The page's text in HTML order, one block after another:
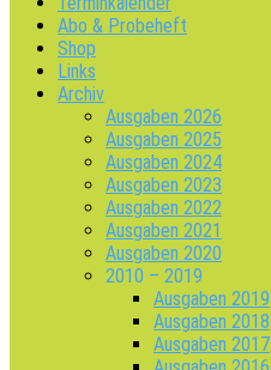
Abo & Probeheft
Shop
Links
Archiv
Ausgaben 2026
Ausgaben 2025
Ausgaben 2024
Ausgaben 2023
Ausgaben 2022
Ausgaben 2021
Ausgaben 2020
2010 – 2019
Ausgaben 2019
Ausgaben 2018
Ausgaben 2017